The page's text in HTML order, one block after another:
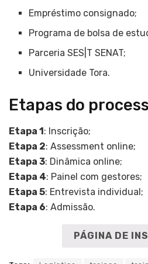
Empréstimo consignado;
Programa de bolsa de
Parceria SES|T SENAT;
Universidade Tora.
Etapas do
Etapa 1: Inscrição;
Etapa 2: Assessment online;
Etapa 3: Dinâmica online;
Etapa 4: Painel com gestores;
Etapa 5: Entrevista individual;
Etapa 6: Admissão.
PÁGINA DE